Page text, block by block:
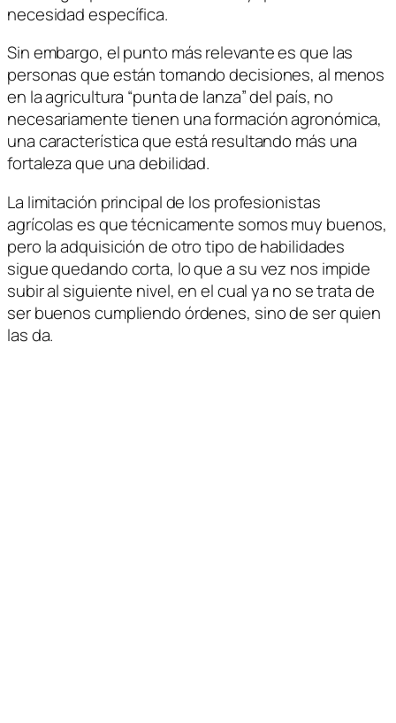
necesidad específica.
Sin embargo, el punto más relevante es que las
personas que están tomando decisiones, al menos
en la agricultura “punta de lanza” del país, no
necesariamente tienen una formación agronómica,
una característica que está resultando más una
fortaleza que una debilidad.
La limitación principal de los profesionistas
agrícolas es que técnicamente somos muy buenos,
pero la adquisición de otro tipo de habilidades
sigue quedando corta, lo que a su vez nos impide
subir al siguiente nivel, en el cual ya no se trata de
ser buenos cumpliendo órdenes, sino de ser quien
las da.